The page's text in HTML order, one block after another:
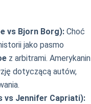
vs Bjorn Borg): Choć
jako pasmo
z arbitrami. Amerykanin
dotyczącą autów,
vs Jennifer Capriati):